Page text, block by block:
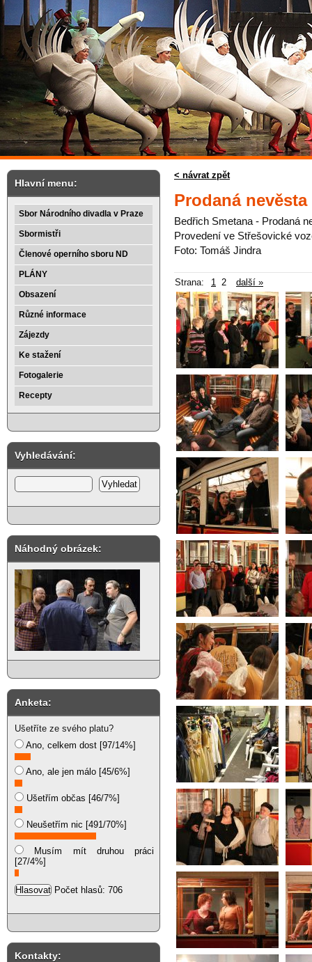
Hlavní menu:
Sbor Národního divadla v Praze
Sbormistři
Členové operního sboru ND
PLÁNY
Obsazení
Různé informace
Zájezdy
Ke stažení
Fotogalerie
Recepty
Vyhledávání:
Náhodný obrázek:
Anketa:
Ušetříte ze svého platu?
Ano, celkem dost [97/14%]
Ano, ale jen málo [45/6%]
Ušetřím občas [46/7%]
Neušetřím nic [491/70%]
Musím mít druhou práci
[27/4%]
Počet hlasů: 706
Kontakty:
< návrat zpět
Prodaná nevěsta
Bedřich Smetana - Prodaná
Provedení ve Střešovické
Foto: Tomáš Jindra
Strana: 1 2 další »